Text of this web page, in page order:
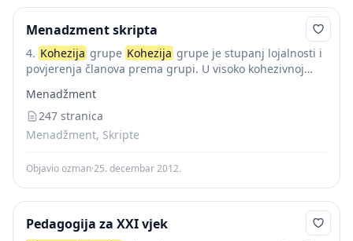
Menadzment skripta
4. Kohezija grupe Kohezija grupe je stupanj lojalnosti i
povjerenja članova prema grupi. U visoko kohezivnoj
ostvaruju svoje ciljeve dok to u...
Menadžment
247 stranica
Menadžment, Skripte
Objavio ozman·25. decembar 2012.
Pedagogija za XXI vjek